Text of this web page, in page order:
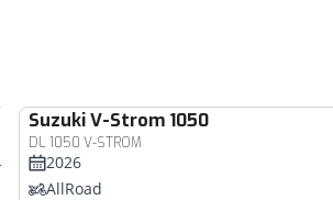
Suzuki V-Strom 1050
DL 1050 V-STROM
2026
AllRoad